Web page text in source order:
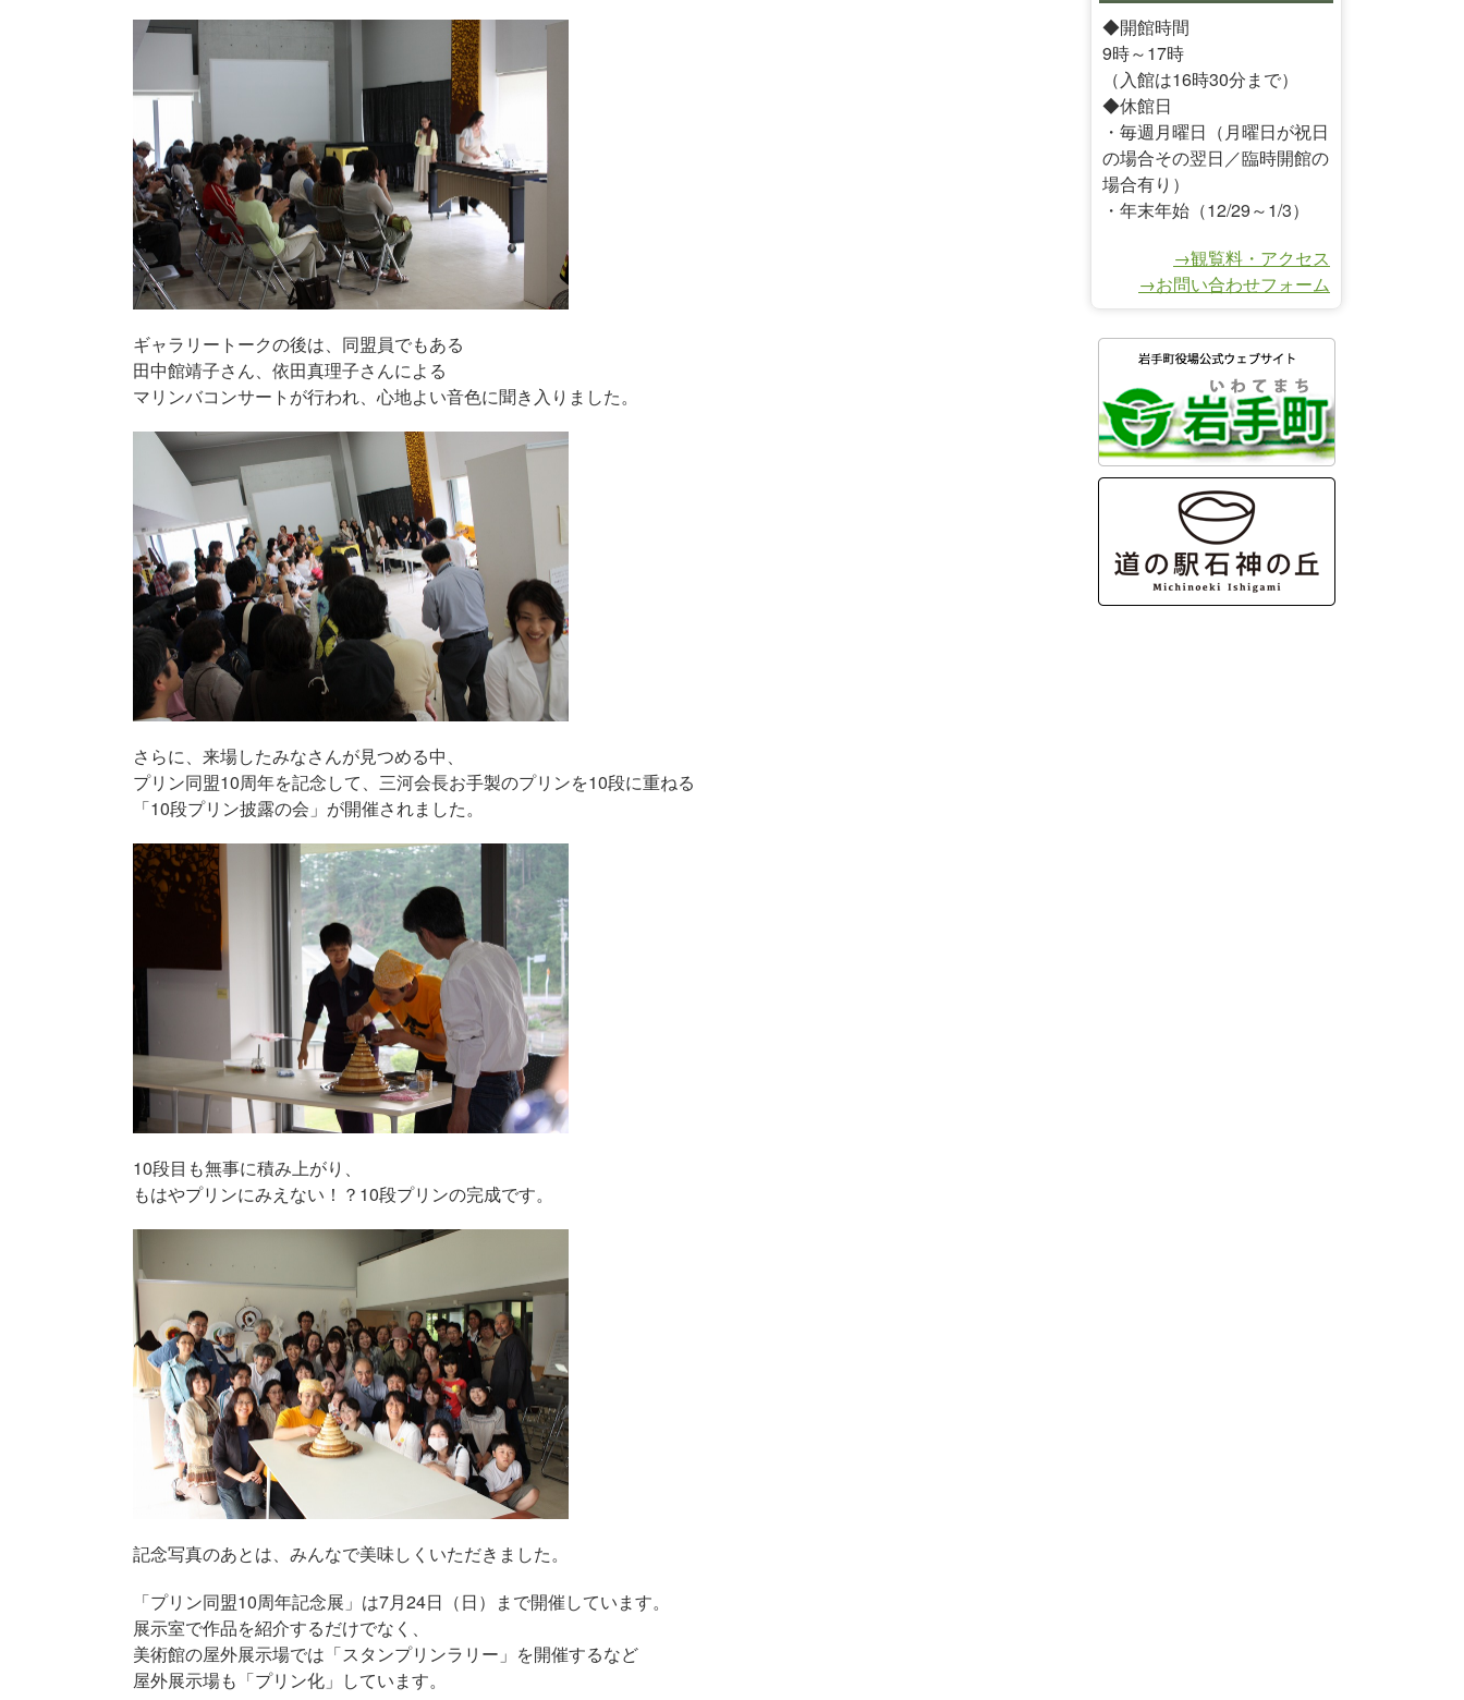
ギャラリートークの後は、同盟員でもある
田中館靖子さん、依田真理子さんによる
マリンバコンサートが行われ、心地よい音色に聞き入りました。
さらに、来場したみなさんが見つめる中、
プリン同盟10周年を記念して、三河会長お手製のプリンを10段に重ねる
「10段プリン披露の会」が開催されました。
10段目も無事に積み上がり、
もはやプリンにみえない！？10段プリンの完成です。
記念写真のあとは、みんなで美味しくいただきました。
「プリン同盟10周年記念展」は7月24日（日）まで開催しています。
展示室で作品を紹介するだけでなく、
美術館の屋外展示場では「スタンプリンラリー」を開催するなど
屋外展示場も「プリン化」しています。
◆開館時間
9時～17時
（入館は16時30分まで）
◆休館日
・毎週月曜日（月曜日が祝日
の場合その翌日／臨時開館の
場合有り）
・年末年始（12/29～1/3）
→観覧料・アクセス
→お問い合わせフォーム